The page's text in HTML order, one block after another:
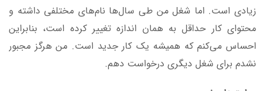
زیادی است. اما شغل من طی سال‌ها نام‌های مختلفی داشته و
محتوای کار حداقل به همان اندازه تغییر کرده است، بنابراین
احساس می‌کنم که همیشه یک کار جدید است. من هرگز مجبور
نشدم برای شغل دیگری درخواست دهم.